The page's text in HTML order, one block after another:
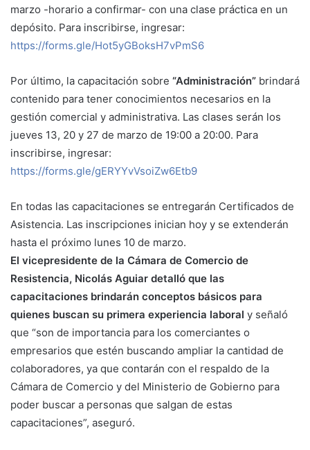
marzo -horario a confirmar- con una clase práctica en un
depósito. Para inscribirse, ingresar:
https://forms.gle/Hot5yGBoksH7vPmS6
Por último, la capacitación sobre “Administración” brindará
contenido para tener conocimientos necesarios en la
gestión comercial y administrativa. Las clases serán los
jueves 13, 20 y 27 de marzo de 19:00 a 20:00. Para
inscribirse, ingresar:
https://forms.gle/gERYYvVsoiZw6Etb9
En todas las capacitaciones se entregarán Certificados de
Asistencia. Las inscripciones inician hoy y se extenderán
hasta el próximo lunes 10 de marzo.
El vicepresidente de la Cámara de Comercio de
Resistencia, Nicolás Aguiar detalló que las
capacitaciones brindarán conceptos básicos para
quienes buscan su primera experiencia laboral y señaló
que “son de importancia para los comerciantes o
empresarios que estén buscando ampliar la cantidad de
colaboradores, ya que contarán con el respaldo de la
Cámara de Comercio y del Ministerio de Gobierno para
poder buscar a personas que salgan de estas
capacitaciones”, aseguró.